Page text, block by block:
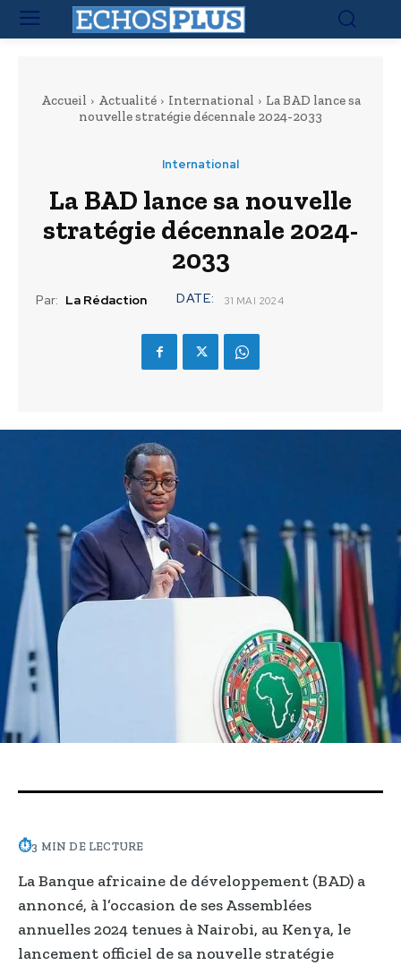
Accueil Actualité International
La BAD lance sa
nouvelle stratégie décennale 2024-2033
International
La BAD lance sa nouvelle
stratégie décennale 2024-
2033
Par: La Rédaction DATE: 31 MAI 2024
⏱3 MIN DE LECTURE
La Banque africaine de développement (BAD) a
annoncé, à l’occasion de ses Assemblées
annuelles 2024 tenues à Nairobi, au Kenya, le
lancement officiel de sa nouvelle stratégie